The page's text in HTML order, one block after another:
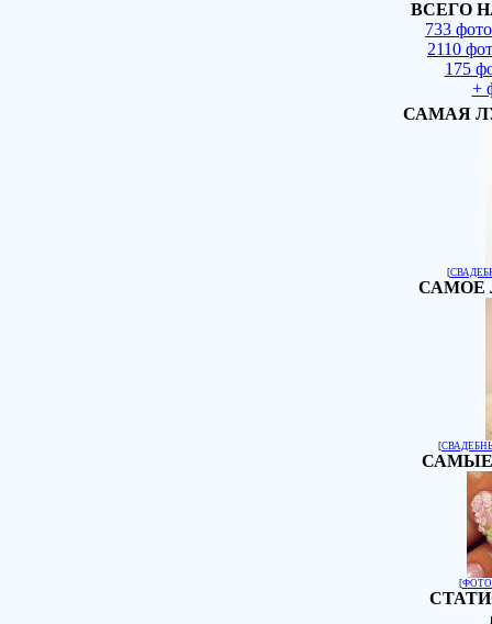
ВСЕГО
733
2110
175
+
САМАЯ
[
САМОЕ
[
[